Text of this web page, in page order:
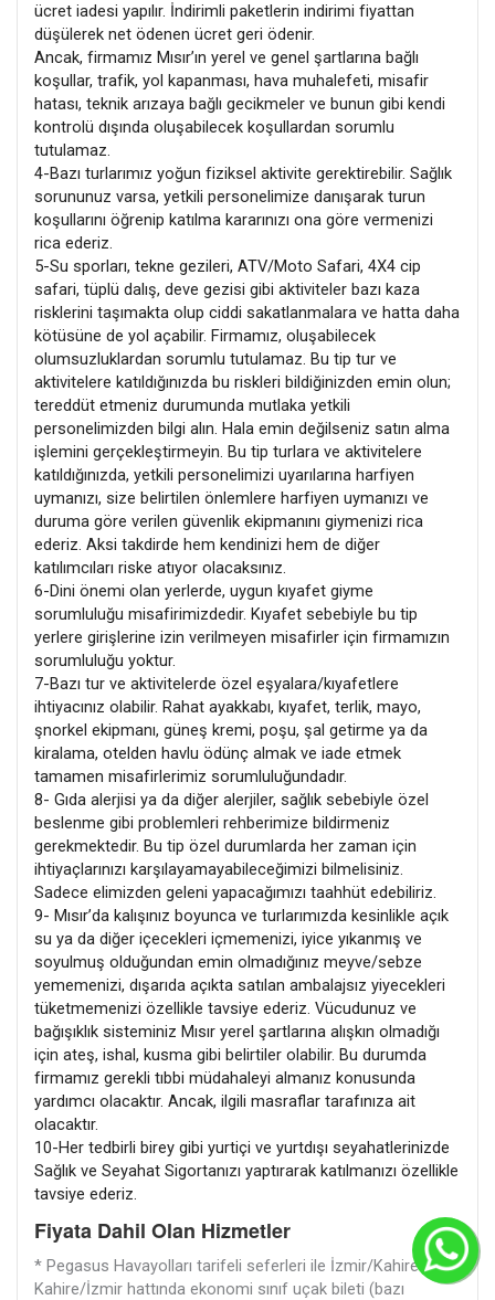
ücret iadesi yapılır. İndirimli paketlerin indirimi fiyattan
düşülerek net ödenen ücret geri ödenir.
Ancak, firmamız Mısır’ın yerel ve genel şartlarına bağlı
koşullar, trafik, yol kapanması, hava muhalefeti, misafir
hatası, teknik arızaya bağlı gecikmeler ve bunun gibi kendi
kontrolü dışında oluşabilecek koşullardan sorumlu
tutulamaz.
4-Bazı turlarımız yoğun fiziksel aktivite gerektirebilir. Sağlık
sorununuz varsa, yetkili personelimize danışarak turun
koşullarını öğrenip katılma kararınızı ona göre vermenizi
rica ederiz.
5-Su sporları, tekne gezileri, ATV/Moto Safari, 4X4 cip
safari, tüplü dalış, deve gezisi gibi aktiviteler bazı kaza
risklerini taşımakta olup ciddi sakatlanmalara ve hatta daha
kötüsüne de yol açabilir. Firmamız, oluşabilecek
olumsuzluklardan sorumlu tutulamaz. Bu tip tur ve
aktivitelere katıldığınızda bu riskleri bildiğinizden emin olun;
tereddüt etmeniz durumunda mutlaka yetkili
personelimizden bilgi alın. Hala emin değilseniz satın alma
işlemini gerçekleştirmeyin. Bu tip turlara ve aktivitelere
katıldığınızda, yetkili personelimizi uyarılarına harfiyen
uymanızı, size belirtilen önlemlere harfiyen uymanızı ve
duruma göre verilen güvenlik ekipmanını giymenizi rica
ederiz. Aksi takdirde hem kendinizi hem de diğer
katılımcıları riske atıyor olacaksınız.
6-Dini önemi olan yerlerde, uygun kıyafet giyme
sorumluluğu misafirimizdedir. Kıyafet sebebiyle bu tip
yerlere girişlerine izin verilmeyen misafirler için firmamızın
sorumluluğu yoktur.
7-Bazı tur ve aktivitelerde özel eşyalara/kıyafetlere
ihtiyacınız olabilir. Rahat ayakkabı, kıyafet, terlik, mayo,
şnorkel ekipmanı, güneş kremi, poşu, şal getirme ya da
kiralama, otelden havlu ödünç almak ve iade etmek
tamamen misafirlerimiz sorumluluğundadır.
8- Gıda alerjisi ya da diğer alerjiler, sağlık sebebiyle özel
beslenme gibi problemleri rehberimize bildirmeniz
gerekmektedir. Bu tip özel durumlarda her zaman için
ihtiyaçlarınızı karşılayamayabileceğimizi bilmelisiniz.
Sadece elimizden geleni yapacağımızı taahhüt edebiliriz.
9- Mısır’da kalışınız boyunca ve turlarımızda kesinlikle açık
su ya da diğer içecekleri içmemenizi, iyice yıkanmış ve
soyulmuş olduğundan emin olmadığınız meyve/sebze
yememenizi, dışarıda açıkta satılan ambalajsız yiyecekleri
tüketmemenizi özellikle tavsiye ederiz. Vücudunuz ve
bağışıklık sisteminiz Mısır yerel şartlarına alışkın olmadığı
için ateş, ishal, kusma gibi belirtiler olabilir. Bu durumda
firmamız gerekli tıbbi müdahaleyi almanız konusunda
yardımcı olacaktır. Ancak, ilgili masraflar tarafınıza ait
olacaktır.
10-Her tedbirli birey gibi yurtiçi ve yurtdışı seyahatlerinizde
Sağlık ve Seyahat Sigortanızı yaptırarak katılmanızı özellikle
tavsiye ederiz.
Fiyata Dahil Olan Hizmetler
* Pegasus Havayolları tarifeli seferleri ile İzmir/Kahire ,
Kahire/İzmir hattında ekonomi sınıf uçak bileti (bazı
C